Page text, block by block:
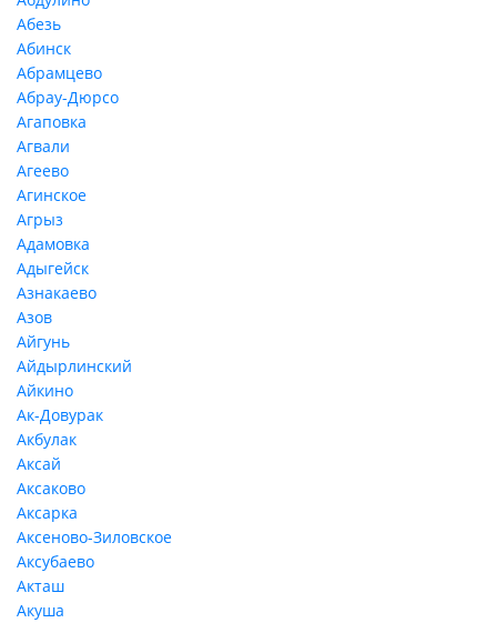
Абезь
Абинск
Абрамцево
Абрау-Дюрсо
Агаповка
Агвали
Агеево
Агинское
Агрыз
Адамовка
Адыгейск
Азнакаево
Азов
Айгунь
Айдырлинский
Айкино
Ак-Довурак
Акбулак
Аксай
Аксаково
Аксарка
Аксеново-Зиловское
Аксубаево
Акташ
Акуша